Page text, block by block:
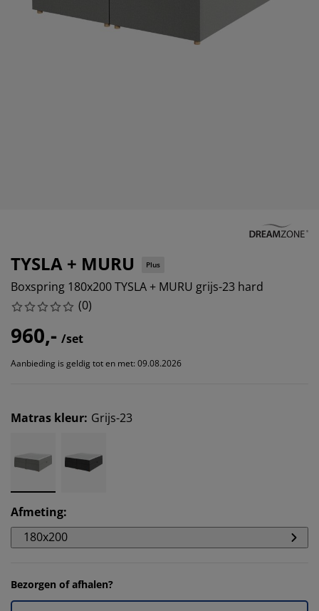
TYSLA + MURU Plus
Boxspring 180x200 TYSLA + MURU grijs-23 hard
(0)
960,- /set
Aanbieding is geldig tot en met: 09.08.2026
Matras kleur: Grijs-23
Afmeting:
180x200
Bezorgen of afhalen?